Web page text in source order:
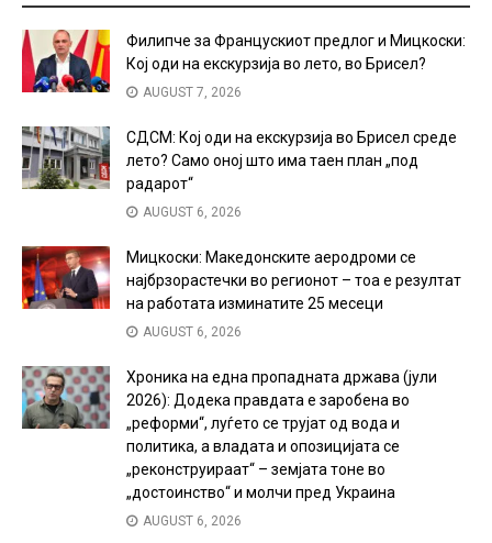
Филипче за Францускиот предлог и Мицкоски:
Кој оди на екскурзија во лето, во Брисел?
AUGUST 7, 2026
СДСМ: Кој оди на екскурзија во Брисел среде
лето? Само оној што има таен план „под
радарот“
AUGUST 6, 2026
Мицкоски: Македонските аеродроми се
најбрзорастечки во регионот – тоа е резултат
на работата изминатите 25 месеци
AUGUST 6, 2026
Хроника на една пропадната држава (јули
2026): Додека правдата е заробена во
„реформи“, луѓето се трујат од вода и
политика, а владата и опозицијата се
„реконструираат“ – земјата тоне во
„достоинство“ и молчи пред Украина
AUGUST 6, 2026